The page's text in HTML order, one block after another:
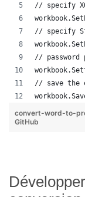
// specify
// specify
//
// save the
convert-word-to-
GitHub